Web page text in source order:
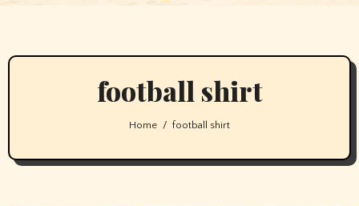
football shirt
Home football shirt